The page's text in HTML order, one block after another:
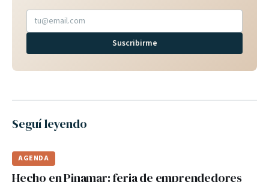
Suscribirme
Seguí leyendo
AGENDA
Hecho en Pinamar: feria de emprendedores